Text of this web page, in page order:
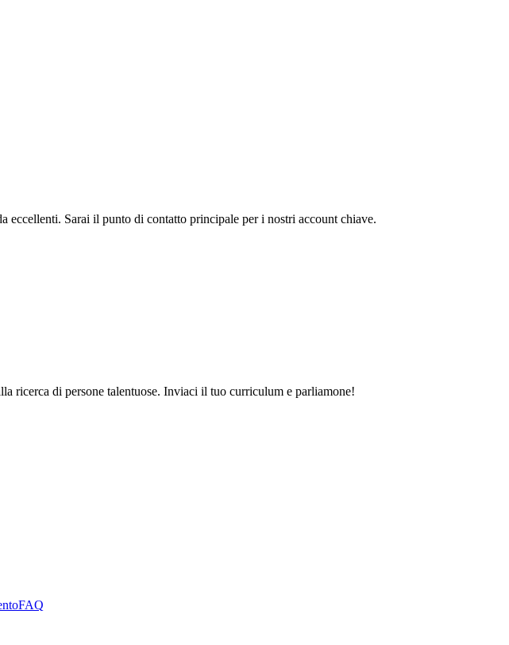
eccellenti. Sarai il punto di contatto principale per i nostri account chiave.
ricerca di persone talentuose. Inviaci il tuo curriculum e parliamone!
FAQ